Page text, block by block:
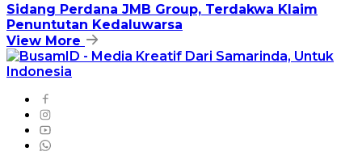
Sidang Perdana JMB Group, Terdakwa Klaim
Penuntutan Kedaluwarsa
View More